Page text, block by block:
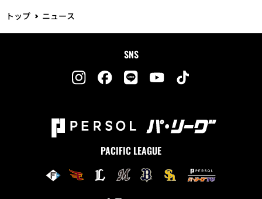
トップ ニュース
SNS
PACIFIC LEAGUE